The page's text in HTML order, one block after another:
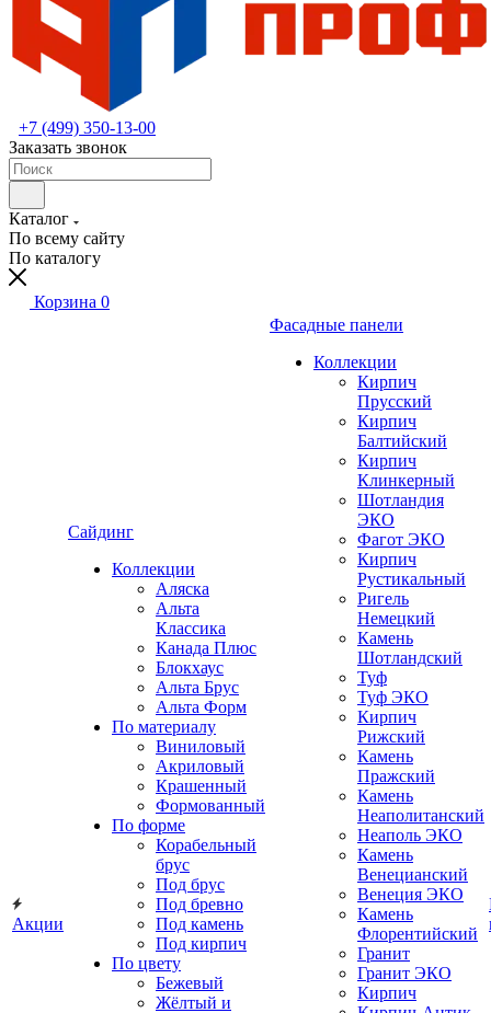
+7 (499) 350-13-00
Заказать звонок
Каталог
По всему сайту
По каталогу
Корзина 0
Акции
Сайдинг
Коллекции
Аляска
Альта
Классика
Канада Плюс
Блокхаус
Альта Брус
Альта Форм
По материалу
Виниловый
Акриловый
Крашенный
Формованный
По форме
Корабельный
брус
Под брус
Под бревно
Под камень
Под кирпич
По цвету
Бежевый
Жёлтый и
Фасадные панели
Коллекции
Кирпич
Прусский
Кирпич
Балтийский
Кирпич
Клинкерный
Шотландия
ЭКО
Фагот ЭКО
Кирпич
Рустикальный
Ригель
Немецкий
Камень
Шотландский
Туф
Туф ЭКО
Кирпич
Рижский
Камень
Пражский
Камень
Неаполитанский
Неаполь ЭКО
Камень
Венецианский
Венеция ЭКО
Камень
Флорентийский
Гранит
Гранит ЭКО
Кирпич